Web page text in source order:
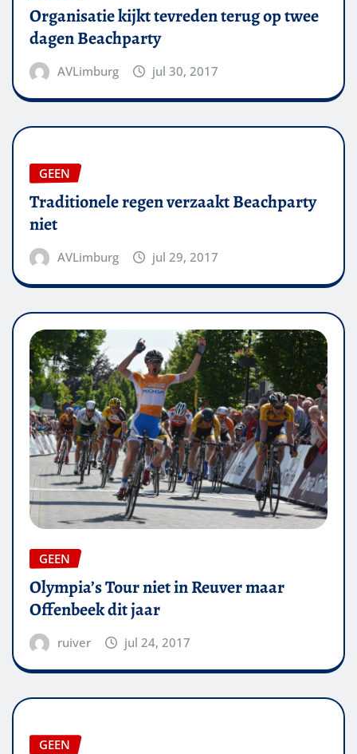
Organisatie kijkt tevreden terug op twee
dagen Beachparty
AVLimburg jul 30, 2017
GEEN
Traditionele regen verzaakt Beachparty
niet
AVLimburg jul 29, 2017
GEEN
Olympia’s Tour niet in Reuver maar
Offenbeek dit jaar
ruiver jul 24, 2017
GEEN